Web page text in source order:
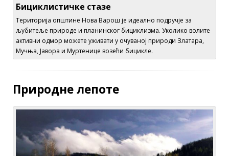
Бициклистичке стазе
Територија општине Нова Варош је идеално подручје за
љубитеље природе и планинског бициклизма. Уколико волите
активни одмор можете уживати у очуваној природи Златара,
Мучња, Јавора и Муртенице возећи бицикле.
Природне лепоте